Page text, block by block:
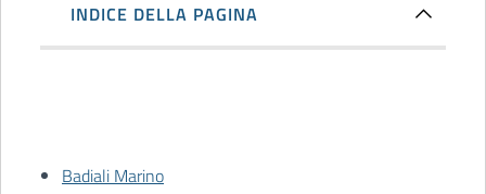
INDICE DELLA PAGINA
Badiali Marino